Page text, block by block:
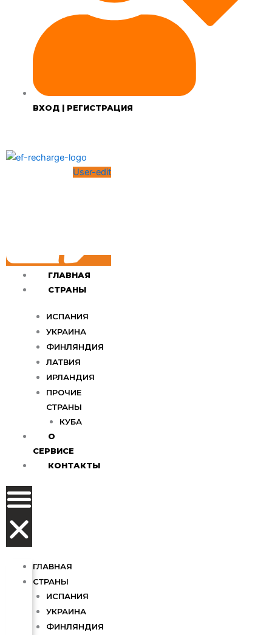
ВХОД | РЕГИСТРАЦИЯ
User-edit
ГЛАВНАЯ
СТРАНЫ
ИСПАНИЯ
УКРАИНА
ФИНЛЯНДИЯ
ЛАТВИЯ
ИРЛАНДИЯ
ПРОЧИЕ
СТРАНЫ
КУБА
О
СЕРВИСЕ
КОНТАКТЫ
ГЛАВНАЯ
СТРАНЫ
ИСПАНИЯ
УКРАИНА
ФИНЛЯНДИЯ